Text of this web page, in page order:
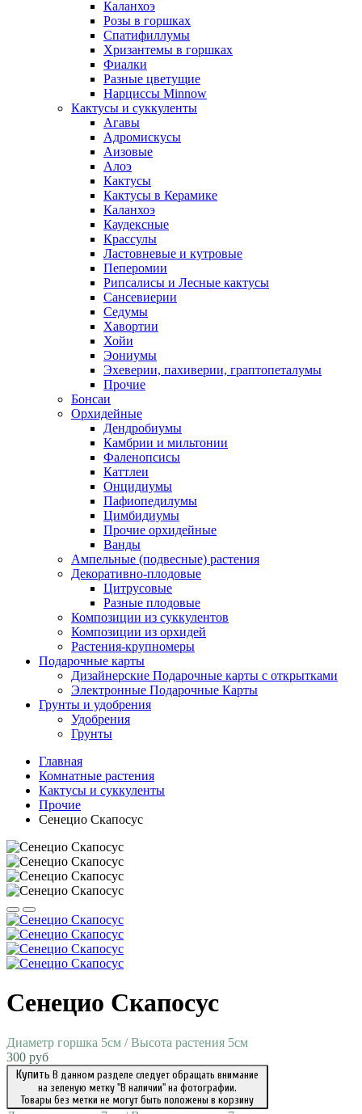
Каланхоэ
Розы в горшках
Спатифиллумы
Хризантемы в горшках
Фиалки
Разные цветущие
Нарциссы Minnow
Кактусы и суккуленты
Агавы
Адромискусы
Аизовые
Алоэ
Кактусы
Кактусы в Керамике
Каланхоэ
Каудексные
Крассулы
Ластовневые и кутровые
Пеперомии
Рипсалисы и Лесные кактусы
Сансевиерии
Седумы
Хавортии
Хойи
Эониумы
Эхеверии, пахиверии, граптопеталумы
Прочие
Бонсаи
Орхидейные
Дендробиумы
Камбрии и мильтонии
Фаленопсисы
Каттлеи
Онцидиумы
Пафиопедилумы
Цимбидиумы
Прочие орхидейные
Ванды
Ампельные (подвесные) растения
Декоративно-плодовые
Цитрусовые
Разные плодовые
Композиции из суккулентов
Композиции из орхидей
Растения-крупномеры
Подарочные карты
Дизайнерские Подарочные карты с открытками
Электронные Подарочные Карты
Грунты и удобрения
Удобрения
Грунты
Главная
Комнатные растения
Кактусы и суккуленты
Прочие
Сенецио Скапосус
Сенецио Скапосус
Диаметр горшка 5см / Высота растения 5см
300 руб
Купить В данном разделе следует обращать внимание
на зеленую метку "В наличии" на фотографии.
Товары без метки не могут быть положены в корзину